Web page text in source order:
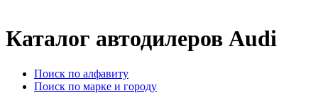
Каталог автодилеров Audi
Поиск по алфавиту
Поиск по марке и городу